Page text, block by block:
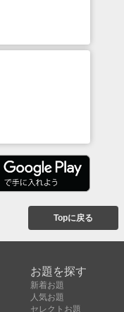
Topに戻る
お題を探す
新着お題
人気お題
セレクトお題